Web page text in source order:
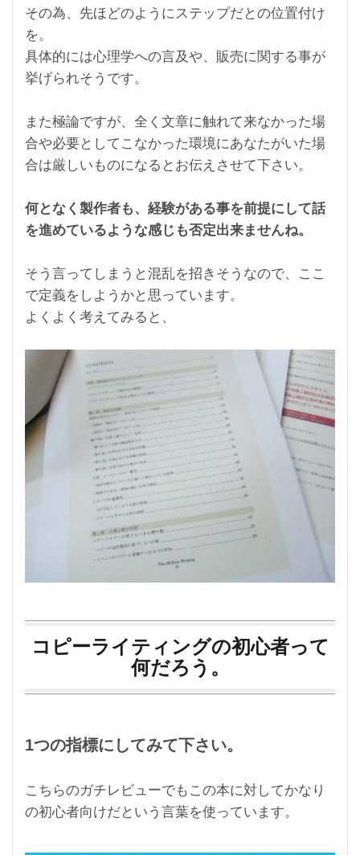
その為、先ほどのようにステップだとの位置付け
を。
具体的には心理学への言及や、販売に関する事が
挙げられそうです。
また極論ですが、全く文章に触れて来なかった場
合や必要としてこなかった環境にあなたがいた場
合は厳しいものになるとお伝えさせて下さい。
何となく製作者も、経験がある事を前提にして話
を進めているような感じも否定出来ませんね。
そう言ってしまうと混乱を招きそうなので、ここ
で定義をしようかと思っています。
よくよく考えてみると、
コピーライティングの初心者って
何だろう。
1つの指標にしてみて下さい。
こちらのガチレビューでもこの本に対してかなり
の初心者向けだという言葉を使っています。